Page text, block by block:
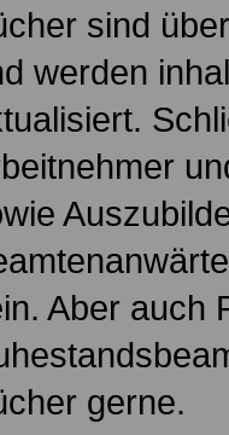
sind
werden
Aber auch
gerne.